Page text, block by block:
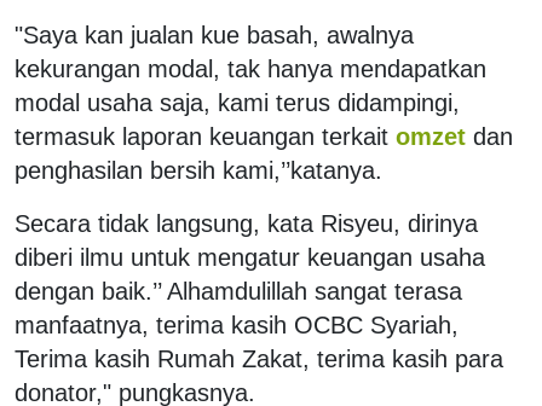
"Saya kan jualan kue basah, awalnya
kekurangan modal, tak hanya mendapatkan
modal usaha saja, kami terus didampingi,
termasuk laporan keuangan terkait omzet dan
penghasilan bersih kami,’’katanya.
Secara tidak langsung, kata Risyeu, dirinya
diberi ilmu untuk mengatur keuangan usaha
dengan baik.’’ Alhamdulillah sangat terasa
manfaatnya, terima kasih OCBC Syariah,
Terima kasih Rumah Zakat, terima kasih para
donator," pungkasnya.